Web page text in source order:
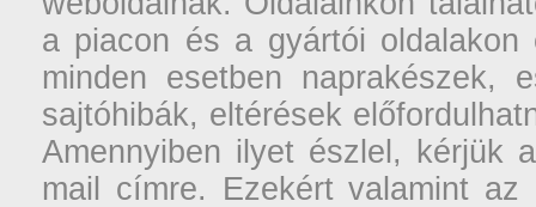
a piacon és a gyártói oldalakon
minden esetben naprakészek,
sajtóhibák, eltérések
Amennyiben ilyet észlel, kérjük
mail címre. Ezekért valamint